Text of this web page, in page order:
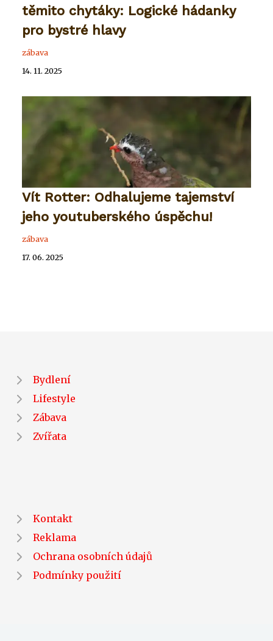
těmito chytáky: Logické hádanky
pro bystré hlavy
zábava
14. 11. 2025
Vít Rotter: Odhalujeme tajemství
jeho youtuberského úspěchu!
zábava
17. 06. 2025
Bydlení
Lifestyle
Zábava
Zvířata
Kontakt
Reklama
Ochrana osobních údajů
Podmínky použití